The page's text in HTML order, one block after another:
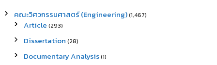
คณะวิศวกรรมศาสตร์ (Engineering)(1,467)
Article (293)
Dissertation (28)
Documentary Analysis(1)